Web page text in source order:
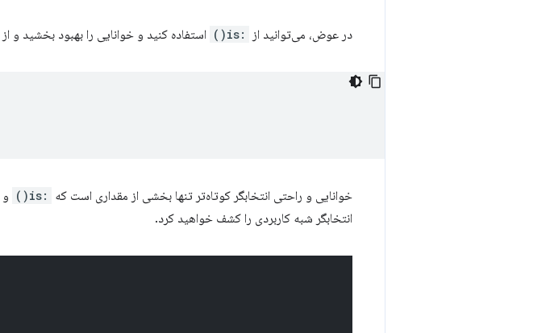
در عوض، می‌توانید از :is() استفاده کنید و خوانایی را بهبود بخشید و
خوانایی و راحتی انتخابگر کوتاه‌تر تنها بخشی از مقداری است که :is() و
انتخابگر شبه کاربردی را کشف خواهید کرد.